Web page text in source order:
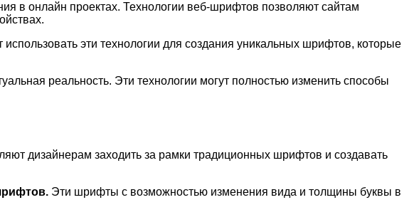
в онлайн проектах. Технологии веб-шрифтов позволяют сайтам
эти технологии для создания уникальных шрифтов, которые
реальность. Эти технологии могут полностью изменить способы
дизайнерам заходить за рамки традиционных шрифтов и создавать
Эти шрифты с возможностью изменения вида и толщины буквы в